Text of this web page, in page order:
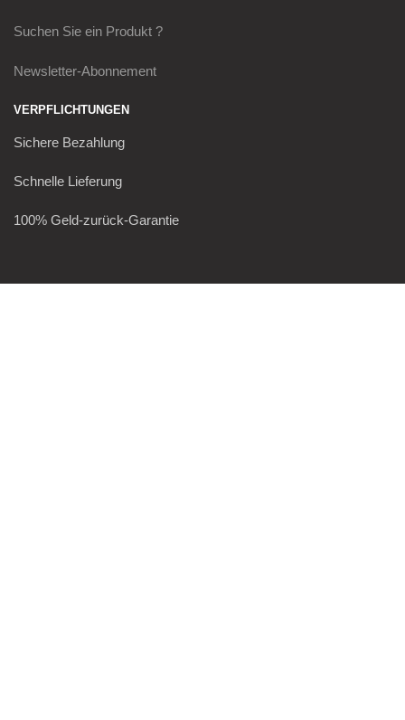
Suchen Sie ein Produkt ?
Newsletter-Abonnement
VERPFLICHTUNGEN
Sichere Bezahlung
Schnelle Lieferung
100% Geld-zurück-Garantie